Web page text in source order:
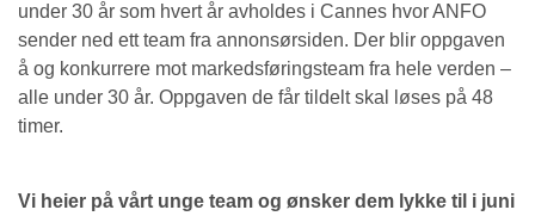
under 30 år som hvert år avholdes i Cannes hvor ANFO
sender ned ett team fra annonsørsiden. Der blir oppgaven
å og konkurrere mot markedsføringsteam fra hele verden –
alle under 30 år. Oppgaven de får tildelt skal løses på 48
timer.
Vi heier på vårt unge team og ønsker dem lykke til i juni